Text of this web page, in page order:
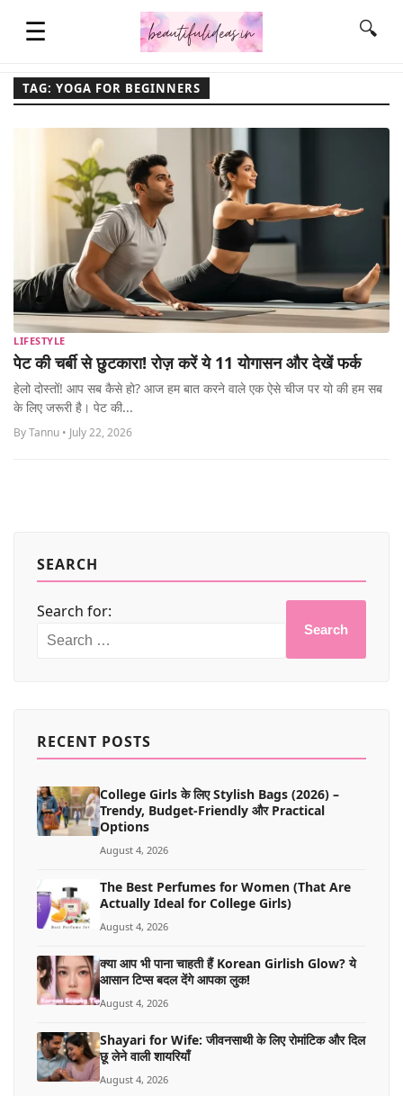
☰
QUOTES
FASHION & STYLE
CONTACT NAME IDEAS
MORE
🔍
TAG: YOGA FOR BEGINNERS
LIFESTYLE
पेट की चर्बी से छुटकारा! रोज़ करें ये 11 योगासन और देखें फर्क
हेलो दोस्तों! आप सब कैसे हो? आज हम बात करने वाले एक ऐसे चीज पर यो की हम सब
के लिए जरूरी है। पेट की...
By Tannu • July 22, 2026
SEARCH
Search for:
Search
RECENT POSTS
College Girls के लिए Stylish Bags (2026) –
Trendy, Budget-Friendly और Practical
Options
August 4, 2026
The Best Perfumes for Women (That Are
Actually Ideal for College Girls)
August 4, 2026
क्या आप भी पाना चाहती हैं Korean Girlish Glow? ये
आसान टिप्स बदल देंगे आपका लुक!
August 4, 2026
Shayari for Wife: जीवनसाथी के लिए रोमांटिक और दिल
छू लेने वाली शायरियाँ
August 4, 2026